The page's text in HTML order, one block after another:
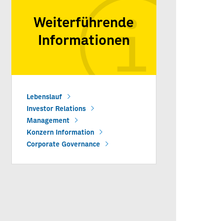
Weiterführende
Informationen
Lebenslauf
Investor Relations
Management
Konzern Information
Corporate Governance